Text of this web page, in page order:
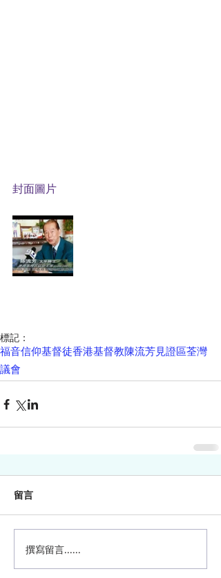
封面圖片
標記：
福音信仰基督徒香港基督教陳流芳見證區荃灣
議會
留言
撰寫留言......